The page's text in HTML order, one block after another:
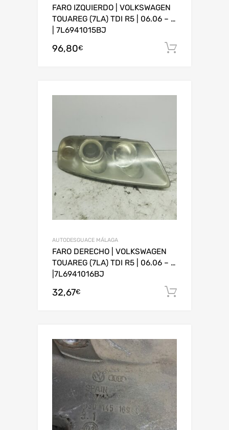
FARO IZQUIERDO | VOLKSWAGEN
TOUAREG (7LA) TDI R5 | 06.06 – …
| 7L6941015BJ
96,80€
AUTODESGUACE MÁLAGA
FARO DERECHO | VOLKSWAGEN
TOUAREG (7LA) TDI R5 | 06.06 – …
|7L6941016BJ
32,67€